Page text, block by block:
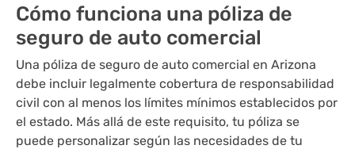
Cómo funciona una póliza de
seguro de auto comercial
Una póliza de seguro de auto comercial en Arizona
debe incluir legalmente cobertura de responsabilidad
civil con al menos los límites mínimos establecidos por
el estado. Más allá de este requisito, tu póliza se
puede personalizar según las necesidades de tu